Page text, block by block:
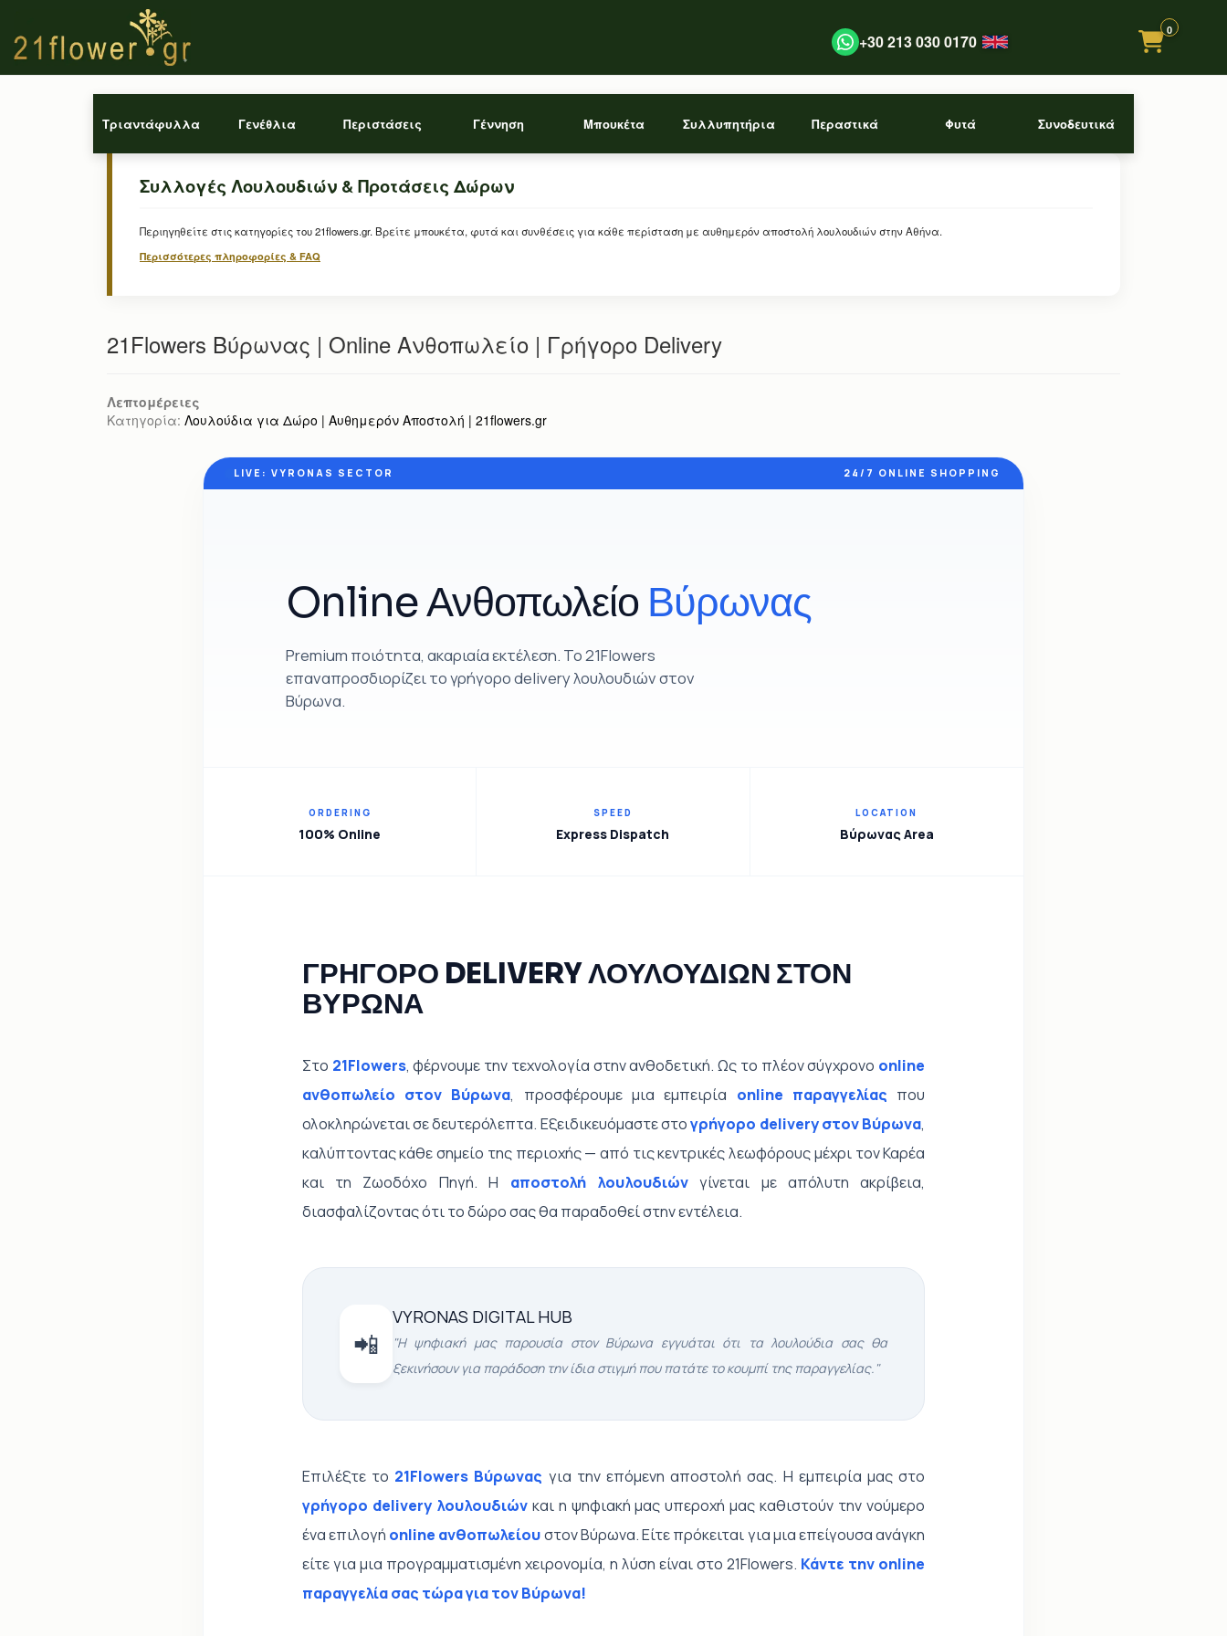
+30 213 030 0170
0
Τριαντάφυλλα Γενέθλια Περιστάσεις Γέννηση Μπουκέτα Συλλυπητήρια Περαστικά Φυτά Συνοδευτικά
Συλλογές Λουλουδιών & Προτάσεις Δώρων
Περιηγηθείτε στις κατηγορίες του 21flowers.gr. Βρείτε μπουκέτα, φυτά και συνθέσεις για κάθε περίσταση με αυθημερόν αποστολή λουλουδιών στην Αθήνα.
Περισσότερες πληροφορίες & FAQ
21Flowers Βύρωνας | Online Ανθοπωλείο | Γρήγορο Delivery
Λεπτομέρειες
Κατηγορία: Λουλούδια για Δώρο | Αυθημερόν Αποστολή | 21flowers.gr
LIVE: VYRONAS SECTOR 24/7 ONLINE SHOPPING
Online Ανθοπωλείο Βύρωνας
Premium ποιότητα, ακαριαία εκτέλεση. Το 21Flowers
επαναπροσδιορίζει το γρήγορο delivery λουλουδιών στον
Βύρωνα.
ORDERING
100% Online
SPEED
Express Dispatch
LOCATION
Βύρωνας Area
ΓΡΗΓΟΡΟ DELIVERY ΛΟΥΛΟΥΔΙΩΝ ΣΤΟΝ
ΒΥΡΩΝΑ
Στο 21Flowers, φέρνουμε την τεχνολογία στην ανθοδετική. Ως το πλέον σύγχρονο online
ανθοπωλείο στον Βύρωνα, προσφέρουμε μια εμπειρία online παραγγελίας που
ολοκληρώνεται σε δευτερόλεπτα. Εξειδικευόμαστε στογρήγορο delivery στον Βύρωνα,
καλύπτοντας κάθε σημείο της περιοχής — από τις κεντρικές λεωφόρους μέχρι τον Καρέα
και τη Ζωοδόχο Πηγή. Η αποστολή λουλουδιώνγίνεται με απόλυτη ακρίβεια,
διασφαλίζοντας ότι το δώρο σας θα παραδοθεί στην εντέλεια.
📲
VYRONAS DIGITAL HUB
"Η ψηφιακή μας παρουσία στον Βύρωνα εγγυάται ότι τα λουλούδια σας θα
ξεκινήσουν για παράδοση την ίδια στιγμή που πατάτε το κουμπί της παραγγελίας."
Επιλέξτε το 21Flowers Βύρωνας για την επόμενη αποστολή σας. Η εμπειρία μας στο
γρήγορο delivery λουλουδιώνκαι η ψηφιακή μας υπεροχή μας καθιστούν την νούμερο
ένα επιλογή online ανθοπωλείουστον Βύρωνα. Είτε πρόκειται για μια επείγουσα ανάγκη
είτε για μια προγραμματισμένη χειρονομία, η λύση είναι στο 21Flowers. Κάντε την online
παραγγελία σας τώρα για τον Βύρωνα!